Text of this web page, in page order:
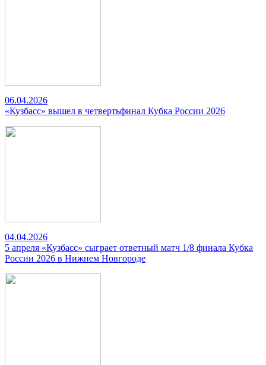
06.04.2026
«Кузбасс» вышел в четвертьфинал Кубка России 2026
04.04.2026
5 апреля «Кузбасс» сыграет ответный матч 1/8 финала Кубка
России 2026 в Нижнем Новгороде